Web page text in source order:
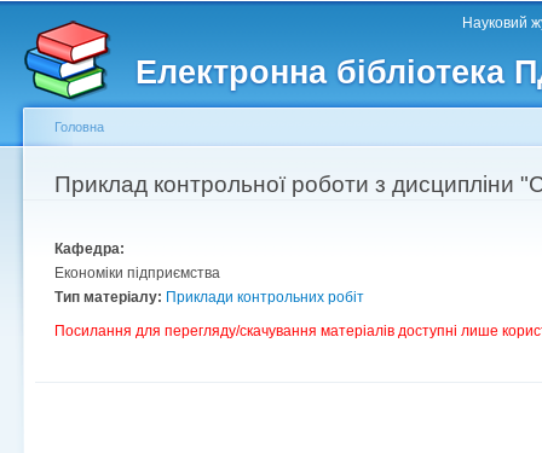
Електронна бібліотека
Головне меню Науковий
Другорядне меню
Ви є тут
Головна
Приклад контрольної роботи з дисципліни
Кафедра:
Економіки підприємства
Тип матеріалу: Приклади контрольних робіт
Посилання для перегляду/скачування матеріалів доступні лише